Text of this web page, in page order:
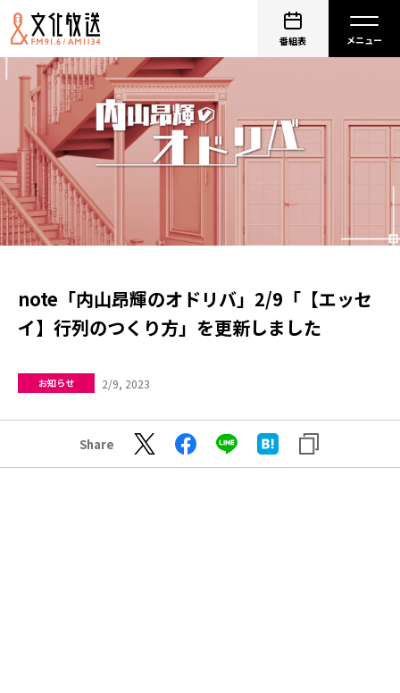
番組表
note「内山昂輝のオドリバ」2/9「【エッセ
イ】行列のつくり方」を更新しました
お知らせ 2/9, 2023
Share